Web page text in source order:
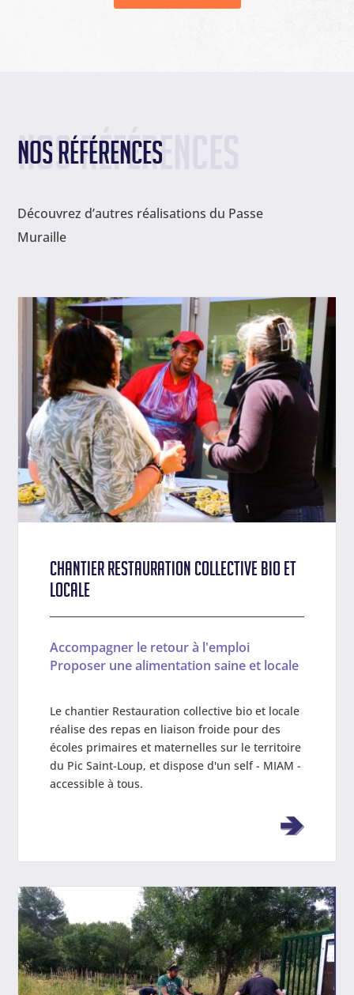
Nos références
Nos références
Découvrez d’autres réalisations du Passe
Muraille
Chantier Restauration collective bio et
locale
Accompagner le retour à l'emploi
Proposer une alimentation saine et locale
Le chantier Restauration collective bio et locale
réalise des repas en liaison froide pour des
écoles primaires et maternelles sur le territoire
du Pic Saint-Loup, et dispose d'un self - MIAM -
accessible à tous.